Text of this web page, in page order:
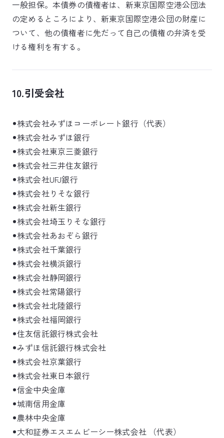
一般担保。本債券の債権者は、新東京国際空港公団法
の定めるところにより、新東京国際空港公団の財産に
ついて、他の債権者に先だって自己の債権の弁済を受
ける権利を有する。
10.引受会社
株式会社みずほコーポレート銀行（代表）
株式会社みずほ銀行
株式会社東京三菱銀行
株式会社三井住友銀行
株式会社UFJ銀行
株式会社りそな銀行
株式会社新生銀行
株式会社埼玉りそな銀行
株式会社あおぞら銀行
株式会社千葉銀行
株式会社横浜銀行
株式会社静岡銀行
株式会社常陽銀行
株式会社北陸銀行
株式会社福岡銀行
住友信託銀行株式会社
みずほ信託銀行株式会社
株式会社京葉銀行
株式会社東日本銀行
信金中央金庫
城南信用金庫
農林中央金庫
大和証券エスエムビーシー株式会社 （代表）